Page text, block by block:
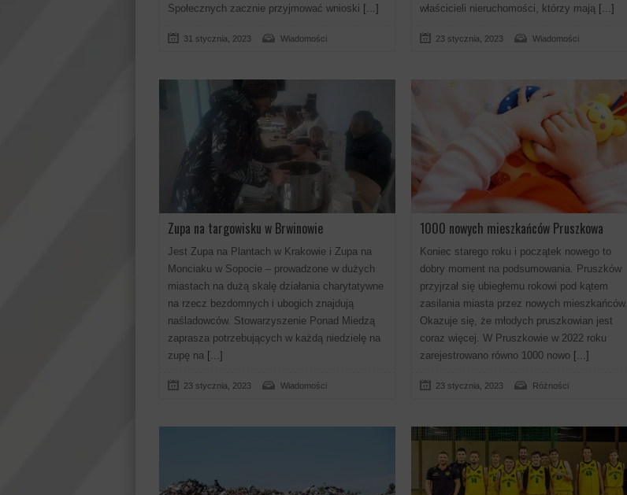
Społecznych zacznie przyjmować wnioski [...]
31 stycznia, 2023 Wiadomości
właścicieli nieruchomości, którzy mają [...]
23 stycznia, 2023 Wiadomości
Zupa na targowisku w Brwinowie
Jest Zupa na Plantach w Krakowie i Zupa na
Monciaku w Sopocie – prowadzone w dużych
miastach na dużą skalę działania charytatywne
na rzecz bezdomnych i ubogich znajdują
naśladowców. Stowarzyszenie Ponad Miedzą
zaprasza potrzebujących w każdą niedzielę na
zupę na [...]
23 stycznia, 2023 Wiadomości
1000 nowych mieszkańców Pruszkowa
Koniec starego roku i początek nowego to
dobry moment na podsumowania. Pruszków
przyjrzał się ubiegłemu rokowi pod kątem
zasilania miasta przez nowych mieszkańców.
Okazuje się, że młodych pruszkowian jest
coraz więcej. W Pruszkowie w 2022 roku
zarejestrowano równo 1000 nowo [...]
23 stycznia, 2023 Różności